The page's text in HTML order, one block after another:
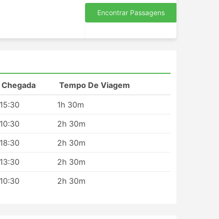
Encontrar Passagens
Chegada
Tempo De Viagem
15:30
1h 30m
10:30
2h 30m
18:30
2h 30m
13:30
2h 30m
10:30 2h 30m